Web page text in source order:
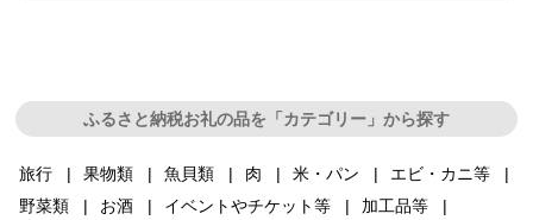
ふるさと納税お礼の品を「カテゴリー」から探す
旅行 果物類 魚貝類 肉 米・パン
エビ・カニ等
野菜類
お酒 イベントやチケット等
加工品等